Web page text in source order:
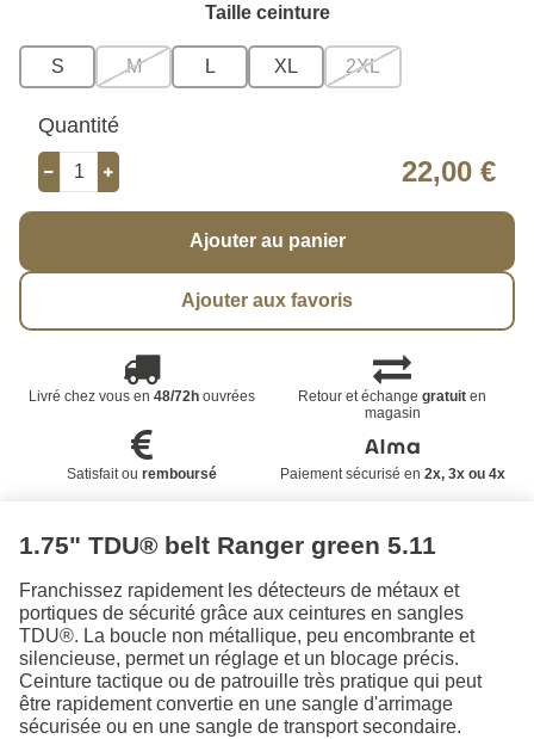
Taille ceinture
S M L XL 2XL
Quantité
22,00 €
Ajouter au panier
Ajouter aux favoris
Livré chez vous en 48/72houvrées Retour et échangegratuit en
magasin
Satisfait ou remboursé Paiement sécurisé en 2x, 3x ou 4x
1.75" TDU® belt Ranger green 5.11
Franchissez rapidement les détecteurs de métaux et
portiques de sécurité grâce aux ceintures en sangles
TDU®. La boucle non métallique, peu encombrante et
silencieuse, permet un réglage et un blocage précis.
Ceinture tactique ou de patrouille très pratique qui peut
être rapidement convertie en une sangle d'arrimage
sécurisée ou en une sangle de transport secondaire.